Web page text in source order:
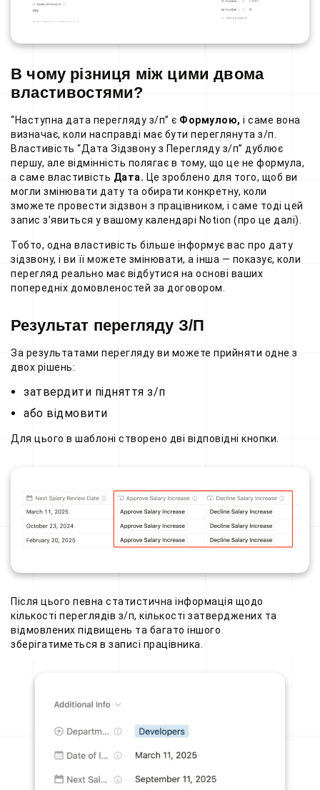
В чому різниця між цими двома
властивостями?
“Наступна дата перегляду з/п” є Формулою, і саме вона
визначає, коли насправді має бути переглянута з/п.
Властивість “Дата Зідзвону з Перегляду з/п” дублює
першу, але відмінність полягає в тому, що це не формула,
а саме властивість Дата. Це зроблено для того, щоб ви
могли змінювати дату та обирати конкретну, коли
зможете провести зідзвон з працівником, і саме тоді цей
запис з’явиться у вашому календарі Notion (про це далі).
Тобто, одна властивість більше інформує вас про дату
зідзвону, і ви її можете змінювати, а інша — показує, коли
перегляд реально має відбутися на основі ваших
попередніх домовленостей за договором.
Результат перегляду З/П
За результатами перегляду ви можете прийняти одне з
двох рішень:
затвердити підняття з/п
або відмовити
Для цього в шаблоні створено дві відповідні кнопки.
Після цього певна статистична інформація щодо
кількості переглядів з/п, кількості затверджених та
відмовлених підвищень та багато іншого
зберігатиметься в записі працівника.